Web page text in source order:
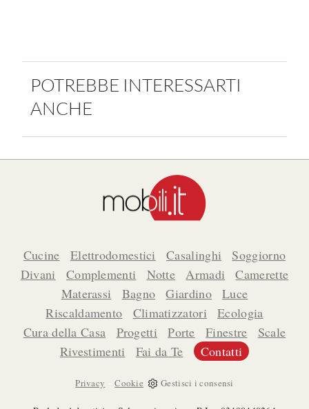
POTREBBE INTERESSARTI
ANCHE
Cucine Elettrodomestici Casalinghi
Soggiorno
Divani
Complementi Notte Armadi
Camerette
Materassi
Bagno Giardino
Luce
Riscaldamento
Climatizzatori
Ecologia
Cura della Casa
Progetti Porte Finestre
Scale
Rivestimenti
Fai da Te Contatti
Privacy -Cookie Gestisci i consensi